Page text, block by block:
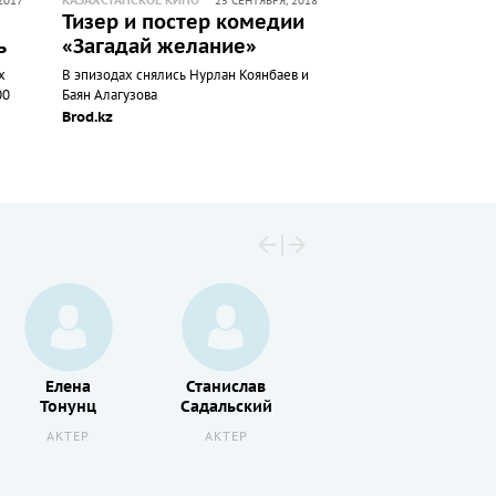
Тизер и постер комедии
«Загадай желание»
В эпизодах снялись Нурлан Коянбаев и
Баян Алагузова
Brod.kz
Елена
Тонунц
АКТЕР
Станислав
Садальский
АКТЕР